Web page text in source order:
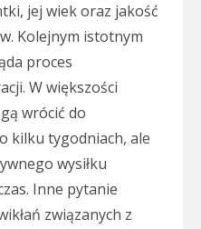
jej wiek oraz jakość
Kolejnym istotnym
proces
W większości
wrócić do
kilku tygodniach, ale
wysiłku
Inne pytanie
związanych z